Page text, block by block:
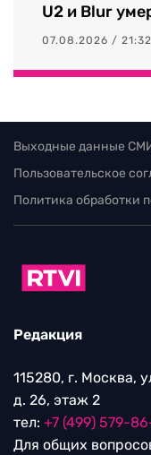
U2 и Blur
07.08.2026 / 21:32
Выходные данные
Пользовательское
Политика обработки
Редакция
115280, г. Москва,
д. 26, этаж 2
тел: +7 (499) 579-
Для общих